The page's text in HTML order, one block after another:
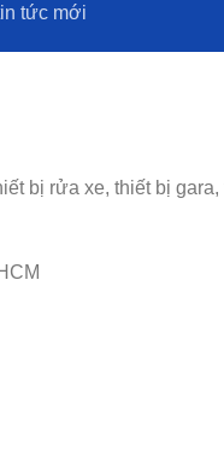
tức mới
bị rửa xe, thiết bị gara,